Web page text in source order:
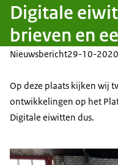
Digitale
brieven en
Nieuwsbericht29-10-
Op deze plaats kijken wij
ontwikkelingen op het
Digitale eiwitten dus.